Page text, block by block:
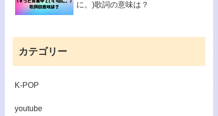
に。)歌詞の意味は？
カテゴリー
K-POP
youtube